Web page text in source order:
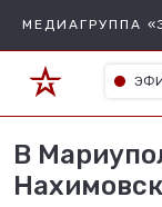
МЕДИАГРУППА
В